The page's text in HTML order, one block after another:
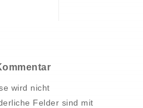
wird nicht
Felder sind mit